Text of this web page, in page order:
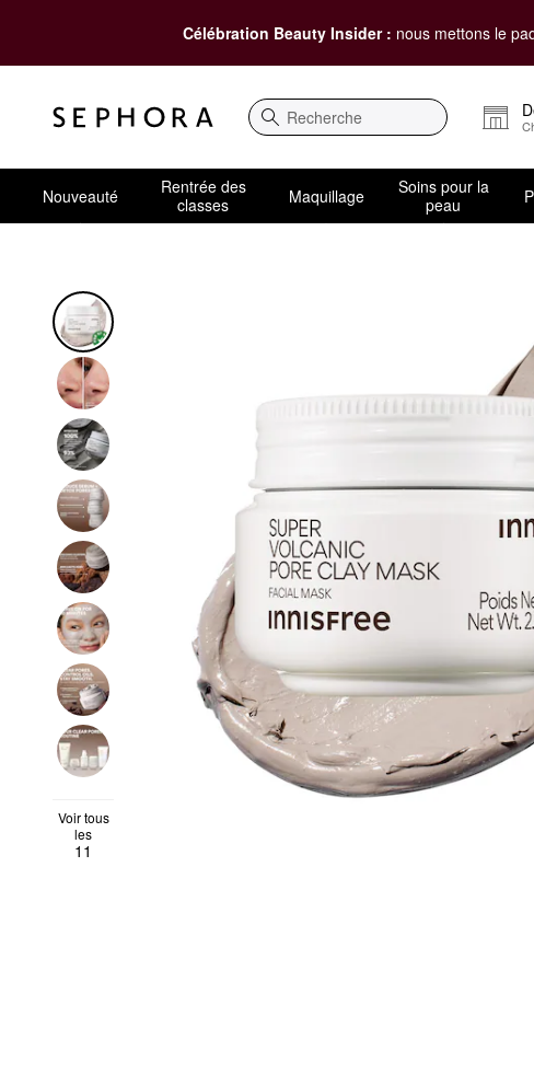
Célébration Beauty Insider : nous mettons le
Recherche
Nouveauté
Rentrée des
classes
Maquillage
Soins pour la
peau
Voir tous
les
11